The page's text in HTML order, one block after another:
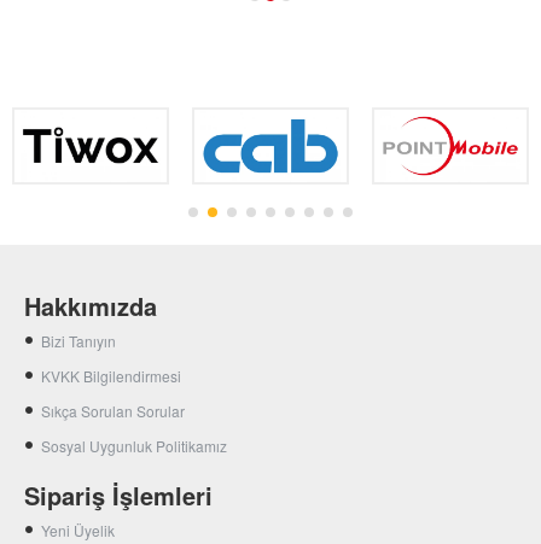
Hakkımızda
Bizi Tanıyın
KVKK Bilgilendirmesi
Sıkça Sorulan Sorular
Sosyal Uygunluk Politikamız
Sipariş İşlemleri
Yeni Üyelik